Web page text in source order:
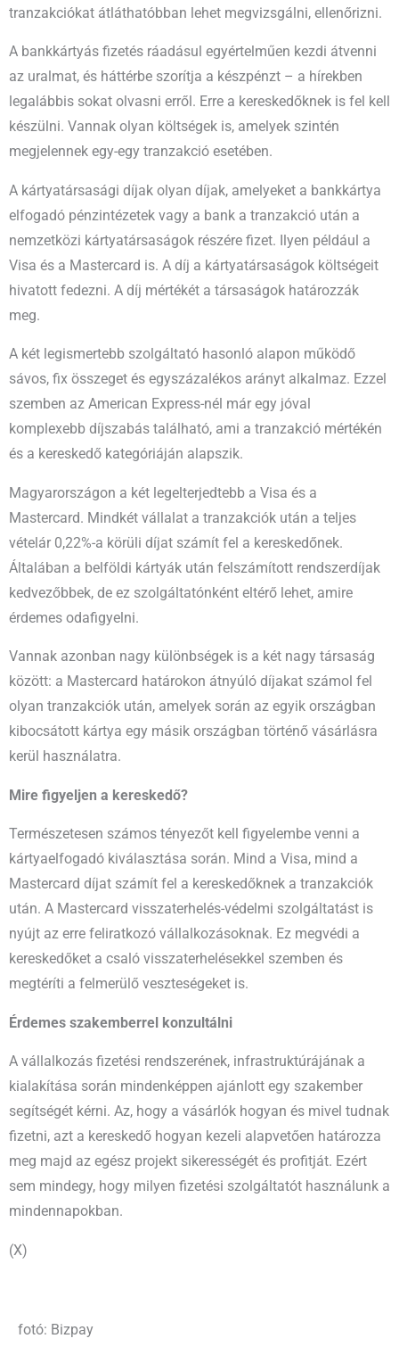
tranzakciókat átláthatóbban lehet megvizsgálni, ellenőrizni.
A bankkártyás fizetés ráadásul egyértelműen kezdi átvenni
az uralmat, és háttérbe szorítja a készpénzt – a hírekben
legalábbis sokat olvasni erről. Erre a kereskedőknek is fel kell
készülni. Vannak olyan költségek is, amelyek szintén
megjelennek egy-egy tranzakció esetében.
A kártyatársasági díjak olyan díjak, amelyeket a bankkártya
elfogadó pénzintézetek vagy a bank a tranzakció után a
nemzetközi kártyatársaságok részére fizet. Ilyen például a
Visa és a Mastercard is. A díj a kártyatársaságok költségeit
hivatott fedezni. A díj mértékét a társaságok határozzák
meg.
A két legismertebb szolgáltató hasonló alapon működő
sávos, fix összeget és egyszázalékos arányt alkalmaz. Ezzel
szemben az American Express-nél már egy jóval
komplexebb díjszabás található, ami a tranzakció mértékén
és a kereskedő kategóriáján alapszik.
Magyarországon a két legelterjedtebb a Visa és a
Mastercard. Mindkét vállalat a tranzakciók után a teljes
vételár 0,22%-a körüli díjat számít fel a kereskedőnek.
Általában a belföldi kártyák után felszámított rendszerdíjak
kedvezőbbek, de ez szolgáltatónként eltérő lehet, amire
érdemes odafigyelni.
Vannak azonban nagy különbségek is a két nagy társaság
között: a Mastercard határokon átnyúló díjakat számol fel
olyan tranzakciók után, amelyek során az egyik országban
kibocsátott kártya egy másik országban történő vásárlásra
kerül használatra.
Mire figyeljen a kereskedő?
Természetesen számos tényezőt kell figyelembe venni a
kártyaelfogadó kiválasztása során. Mind a Visa, mind a
Mastercard díjat számít fel a kereskedőknek a tranzakciók
után. A Mastercard visszaterhelés-védelmi szolgáltatást is
nyújt az erre feliratkozó vállalkozásoknak. Ez megvédi a
kereskedőket a csaló visszaterhelésekkel szemben és
megtéríti a felmerülő veszteségeket is.
Érdemes szakemberrel konzultálni
A vállalkozás fizetési rendszerének, infrastruktúrájának a
kialakítása során mindenképpen ajánlott egy szakember
segítségét kérni. Az, hogy a vásárlók hogyan és mivel tudnak
fizetni, azt a kereskedő hogyan kezeli alapvetően határozza
meg majd az egész projekt sikerességét és profitját. Ezért
sem mindegy, hogy milyen fizetési szolgáltatót használunk a
mindennapokban.
(X)
fotó: Bizpay